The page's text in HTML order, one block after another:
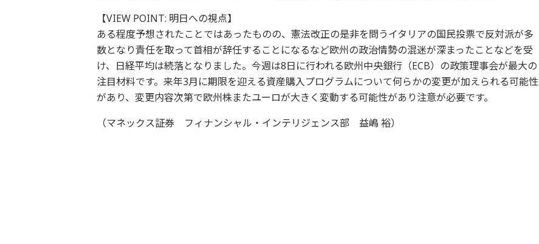
【VIEW POINT: 明日への視点】
ある程度予想されたことではあったものの、憲法改正の是非を問うイタリアの国民投票で反対派が多
数となり責任を取って首相が辞任することになるなど欧州の政治情勢の混迷が深まったことなどを受
け、日経平均は続落となりました。今週は8日に行われる欧州中央銀行（ECB）の政策理事会が最大の
注目材料です。来年3月に期限を迎える資産購入プログラムについて何らかの変更が加えられる可能性
があり、変更内容次第で欧州株またユーロが大きく変動する可能性があり注意が必要です。
（マネックス証券 フィナンシャル・インテリジェンス部 益嶋 裕）